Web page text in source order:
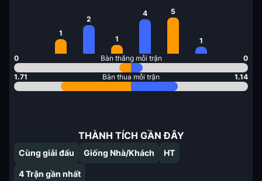
1
2
1
4 5
1
0 Bàn thắng mỗi trận 0
1.71 Bàn thua mỗi trận 1.14
THÀNH TÍCH GẦN ĐÂY
Cùng giải đấu Giống Nhà/Khách HT
4Trận gần nhất